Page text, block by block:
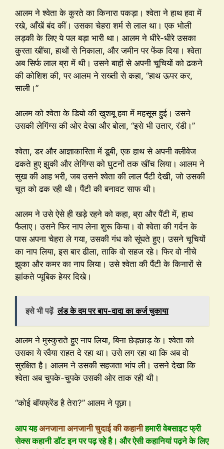
आलम ने श्वेता के कुरते का किनारा पकड़ा। श्वेता ने हाथ हवा में
रखे, आँखें बंद कीं। उसका चेहरा शर्म से लाल था। एक भोली
लड़की के लिए ये पल बड़ा भारी था। आलम ने धीरे-धीरे उसका
कुरता खींचा, हाथों से निकाला, और जमीन पर फेंक दिया। श्वेता
अब सिर्फ लाल ब्रा में थी। उसने बाहों से अपनी चूचियों को ढकने
की कोशिश की, पर आलम ने सख्ती से कहा, “हाथ ऊपर कर,
साली।”
आलम को श्वेता के डियो की खुशबू हवा में महसूस हुई। उसने
उसकी लेगिंग्स की ओर देखा और बोला, “इसे भी उतार, रंडी।”
श्वेता, डर और आज्ञाकारिता में डूबी, एक हाथ से अपनी क्लीवेज
ढकते हुए झुकी और लेगिंग्स को घुटनों तक खींच लिया। आलम ने
सुख की आह भरी, जब उसने श्वेता की लाल पैंटी देखी, जो उसकी
चूत को ढक रही थी। पैंटी की बनावट साफ थी।
आलम ने उसे ऐसे ही खड़े रहने को कहा, ब्रा और पैंटी में, हाथ
फैलाए। उसने फिर नाप लेना शुरू किया। वो श्वेता की गर्दन के
पास अपना चेहरा ले गया, उसकी गंध को सूंघते हुए। उसने चूचियों
का नाप लिया, इस बार ढीला, ताकि वो सहज रहे। फिर वो नीचे
झुका और कमर का नाप लिया। उसे श्वेता की पैंटी के किनारों से
झांकते प्यूबिक हेयर दिखे।
इसे भी पढ़ें लंड के दम पर बाप-दादा का कर्ज चुकाया
आलम ने मुस्कुराते हुए नाप लिया, बिना छेड़छाड़ के। श्वेता को
उसका ये रवैया राहत दे रहा था। उसे लग रहा था कि अब वो
सुरक्षित है। आलम ने उसकी सहजता भांप ली। उसने देखा कि
श्वेता अब चुपके-चुपके उसकी ओर ताक रही थी।
“कोई बॉयफ्रेंड है तेरा?” आलम ने पूछा।
आप यहअनजाना अनजानी चुदाई की कहानीहमारी वेबसाइट फ्री
सेक्स कहानी डॉट इन पर पढ़ रहे है। और ऐसी कहानियां पढ़ने के लिए